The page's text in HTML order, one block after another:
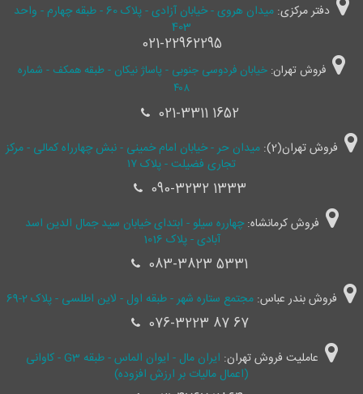
دفتر مرکزی:
میدان هروی - خیابان آزادی - پلاک 60 - طبقه چهارم - واحد
403
021-22962295
فروش تهران: خیابان فردوسی جنوبی - پاساژ نیکان - طبقه همکف - شماره
۴۰۸
021-3311 1652
فروش تهران(2):
میدان حر - خیابان امام خمینی - نبش چهارراه کمالی - مرکز
تجاری فضیلت - پلاک ۱۷
090-3232 1333
فروش کرمانشاه:چهارره سیلو - ابتدای خیابان سید جمال ‌الدین اسد
آبادی - پلاک 1016
083-3823 5331
فروش بندر عباس: مجتمع ستاره شهر - طبقه اول - لاین اطلسی - پلاک 2-69
076-3223 87 67
عاملیت فروش تهران:
ایران مال - ایوان الماس - طبقه G3 - کاوانی
(اعمال مالیات بر ارزش افزوده)